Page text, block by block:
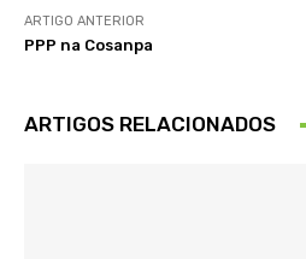
ARTIGO ANTERIOR
PPP na Cosanpa
ARTIGOS RELACIONADOS